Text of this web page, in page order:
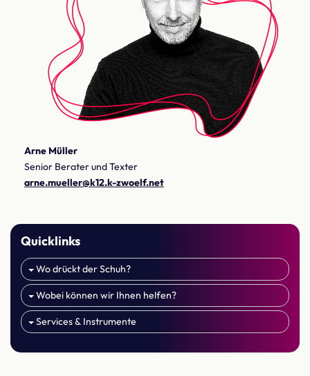
Arne Müller
Senior Berater und Texter
arne.mueller@k12.k-zwoelf.net
Quicklinks
Wo drückt der Schuh?
Wobei können wir Ihnen helfen?
Services & Instrumente